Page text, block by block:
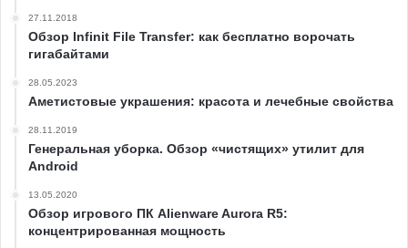
27.11.2018
Обзор Infinit File Transfer: как бесплатно ворочать
гигабайтами
28.05.2023
Аметистовые украшения: красота и лечебные свойства
28.11.2019
Генеральная уборка. Обзор «чистящих» утилит для
Android
13.05.2020
Обзор игрового ПК Alienware Aurora R5:
концентрированная мощность